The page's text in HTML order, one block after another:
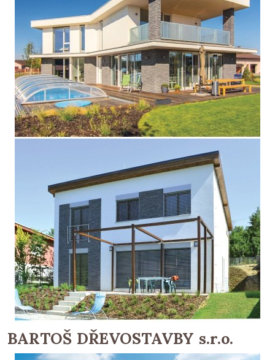
BARTOŠ DŘEVOSTAVBY s.r.o.